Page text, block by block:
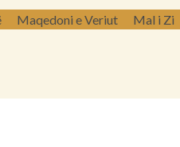
Maqedoni e Veriut Mal i Zi